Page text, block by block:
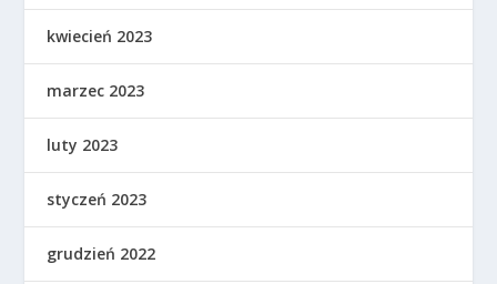
kwiecień 2023
marzec 2023
luty 2023
styczeń 2023
grudzień 2022